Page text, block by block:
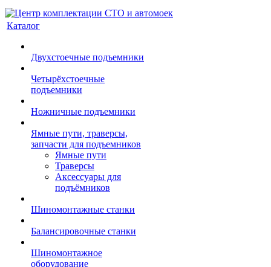
Каталог
Двухстоечные подъемники
Четырёхстоечные
подъемники
Ножничные подъемники
Ямные пути, траверсы,
запчасти для подъемников
Ямные пути
Траверсы
Аксессуары для
подъёмников
Шиномонтажные станки
Балансировочные станки
Шиномонтажное
оборудование